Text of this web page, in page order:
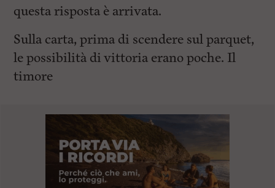
questa risposta è arrivata.
Sulla carta, prima di scendere sul parquet,
le possibilità di vittoria erano poche. Il
timore